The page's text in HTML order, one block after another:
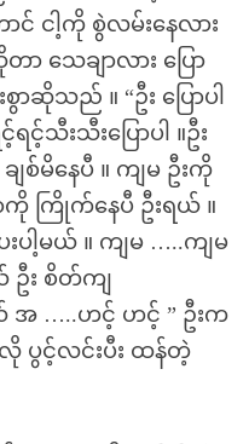
ငါ့ကို စွဲလမ်းနေလား
ာ သေချာလား ပြော
ဆိုသည် ။ “ဦး ပြောပါ
သီးသီးပြောပါ ။ဦး
ျစ်မိနေပီ ။ ကျမ ဦးကို
ကို ကြိုက်နေပီ ဦးရယ် ။
ါ့မယ် ။ ကျမ …..ကျမ
ဦး စိတ်ကျ
အ …..ဟင့် ဟင့် ” ဦးက
ပွင့်လင်းပီး ထန်တဲ့